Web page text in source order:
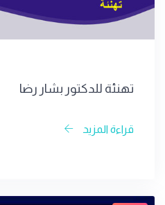
تهنئة للدكتور بشار رضا
قراءة المزيد